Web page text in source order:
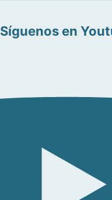
Síguenos en